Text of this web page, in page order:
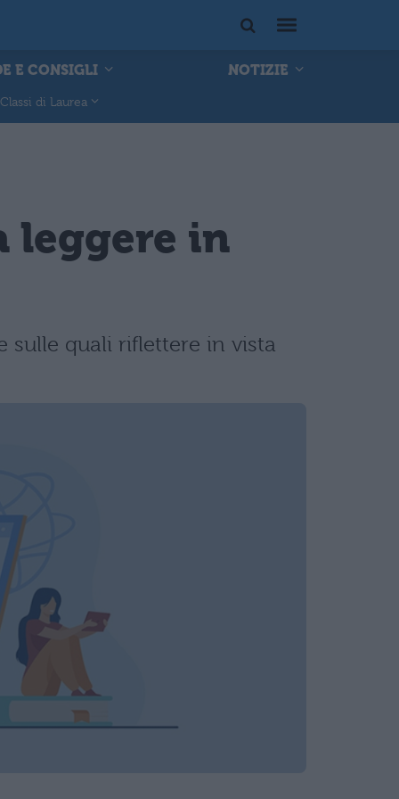
E CONSIGLI NOTIZIE
Classi di Laurea
leggere in
sulle quali riflettere in vista